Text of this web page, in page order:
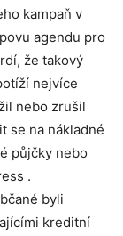
kampaň v
agendu pro
že takový
nejvíce
nebo zrušil
se na nákladné
půjčky nebo
.
byli
kreditní